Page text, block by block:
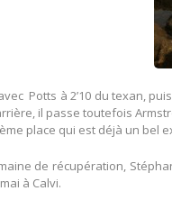
Potts à 2’10 du texan,
il passe toutefois
place qui est déjà un bel
de récupération,
à Calvi.